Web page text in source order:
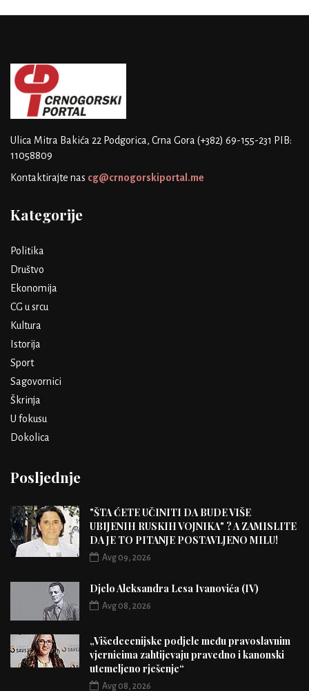
Ulica Mitra Bakića 22 Podgorica, Crna Gora (+382) 69-155-231 PIB:
11058809
Kontaktirajte nas cg@crnogorskiportal.me
Kategorije
Politika
Društvo
Ekonomija
CG u srcu
Kultura
Istorija
Sport
Sagovornici
Škrinja
U fokusu
Dokolica
Posljednje
"ŠTA ĆETE UČINITI DA BUDE VIŠE
UBIJENIH RUSKIH VOJNIKA" ? A ZAMISLITE
DA JE TO PITANJE POSTAVLJENO MILU!
Avg 09, 2026
Djelo Aleksandra Lesa Ivanovića (IV)
Avg 08, 2026
„Višedecenijske podjele među pravoslavnim
vjernicima zahtijevaju pravedno i kanonski
utemeljeno rješenje“
Avg 08, 2026